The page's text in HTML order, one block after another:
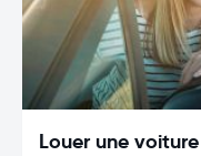
Louer une